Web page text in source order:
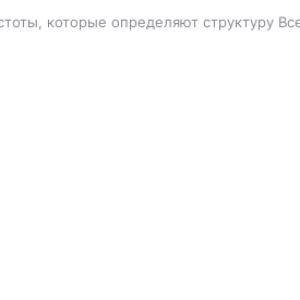
которые определяют структуру